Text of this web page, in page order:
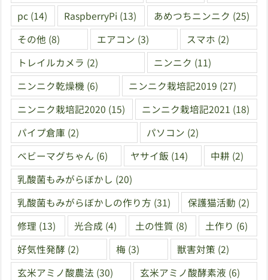
pc (14) RaspberryPi (13) あめつちニンニク (25)
その他 (8) エアコン (3) スマホ (2)
トレイルカメラ (2) ニンニク (11)
ニンニク乾燥機 (6) ニンニク栽培記2019 (27)
ニンニク栽培記2020 (15) ニンニク栽培記2021 (18)
パイプ倉庫 (2) パソコン (2)
ベビーマグちゃん (6) ヤサイ飯 (14) 中耕 (2)
乳酸菌もみがらぼかし (20)
乳酸菌もみがらぼかしの作り方 (31) 保護猫活動 (2)
修理 (13) 光合成 (4) 土の性質 (8) 土作り (6)
好気性発酵 (2) 梅 (3) 獣害対策 (2)
玄米アミノ酸農法 (30) 玄米アミノ酸酵素液 (6)